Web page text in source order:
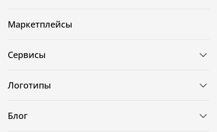
Маркетплейсы
Сервисы
Логотипы
Блог